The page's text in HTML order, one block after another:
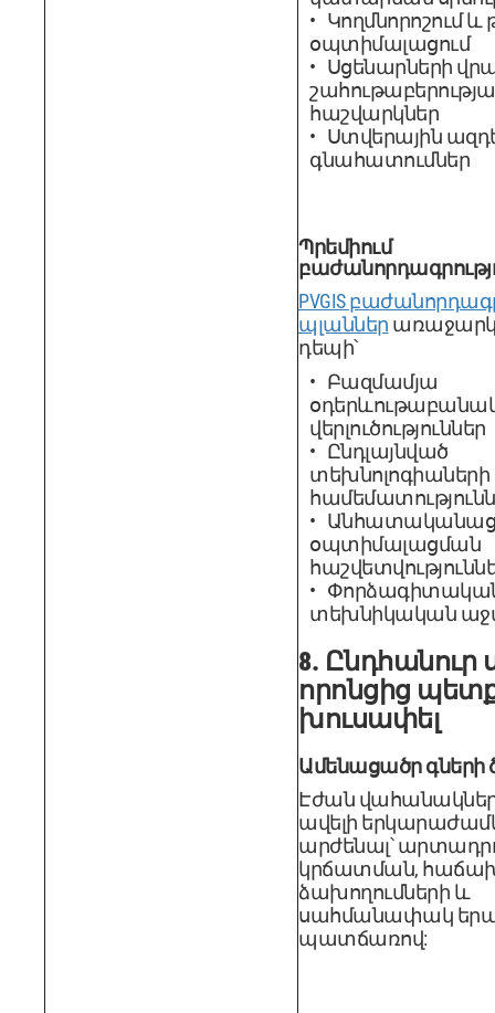
Կողմնորոշում և
օպտիմալացում
Սցենարների
հաշվարկներ
Ստվերային
գնահատումներ
Պրեմիում
PVGIS
պլաններ
դեպի՝
Բազմամյա
վերլուծություններ
Ընդլայնված
տեխնոլոգիաների
օպտիմալացման
տեխնիկական
8. Ընդհանուր
որոնցից
խուսափել
Ամենացածր գների
Էժան
ավելի
արժենալ՝
կրճատման,
ձախողումների և
սահմանափակ
պատճառով: